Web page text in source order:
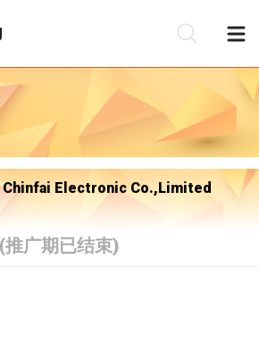
Chinfai Electronic Co.,Limited
(推广期已结束)